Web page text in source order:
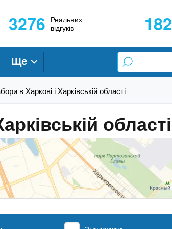
3276 Реальних
відгуків
182
Ще
в Харкові і Харківській області
області